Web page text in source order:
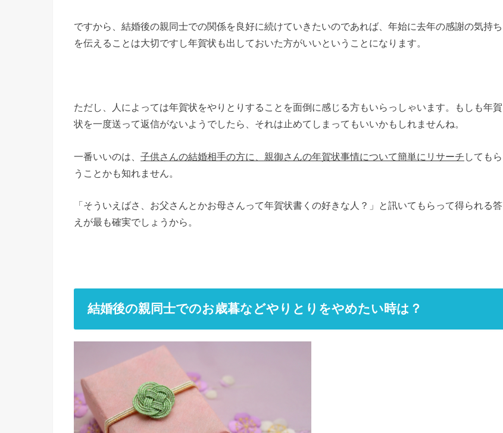
ですから、結婚後の親同士での関係を良好に続けていきたいのであれば、年始に去年の感謝の気持ち
を伝えることは大切ですし年賀状も出しておいた方がいいということになります。
ただし、人によっては年賀状をやりとりすることを面倒に感じる方もいらっしゃいます。もしも年賀
状を一度送って返信がないようでしたら、それは止めてしまってもいいかもしれませんね。
一番いいのは、 子供さんの結婚相手の方に、親御さんの年賀状事情について簡単にリサーチ してもら
うことかも知れません。
「そういえばさ、お父さんとかお母さんって年賀状書くの好きな人？」と訊いてもらって得られる答
えが最も確実でしょうから。
結婚後の親同士でのお歳暮などやりとりをやめたい時は？